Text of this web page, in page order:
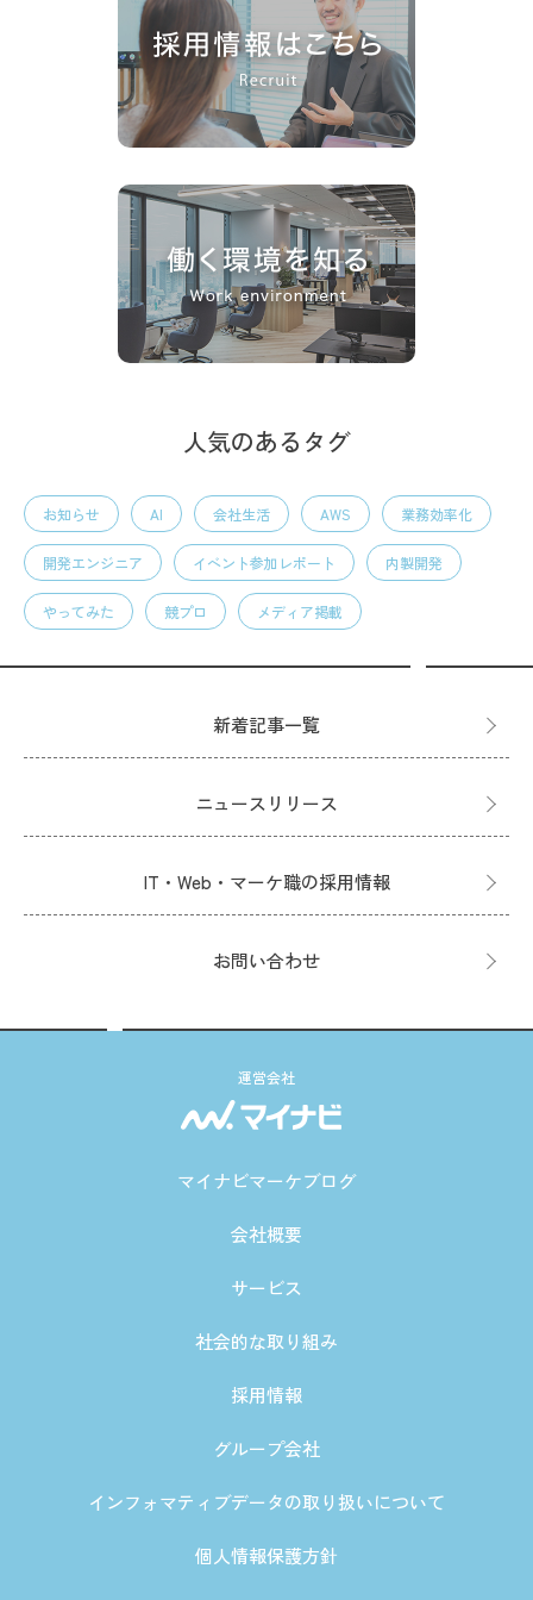
人気のあるタグ
お知らせ AI 会社生活 AWS 業務効率化
開発エンジニア イベント参加レポート 内製開発
やってみた 競プロ メディア掲載
新着記事一覧
ニュースリリース
IT・Web・マーケ職の採用情報
お問い合わせ
運営会社
マイナビマーケブログ
会社概要
サービス
社会的な取り組み
採用情報
グループ会社
インフォマティブデータの取り扱いについて
個人情報保護方針